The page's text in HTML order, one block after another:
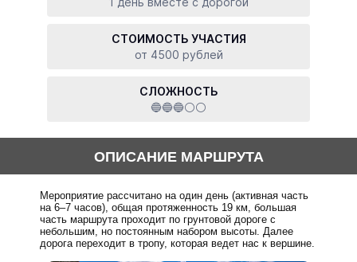
СТОИМОСТЬ УЧАСТИЯ
от 4500 рублей
СЛОЖНОСТЬ
🔵🔵🔵⚪⚪
ОПИСАНИЕ МАРШРУТА
Мероприятие рассчитано на один день (активная часть
на 6–7 часов), общая протяженность 19 км, большая
часть маршрута проходит по грунтовой дороге с
небольшим, но постоянным набором высоты. Далее
дорога переходит в тропу, которая ведет нас к вершине.